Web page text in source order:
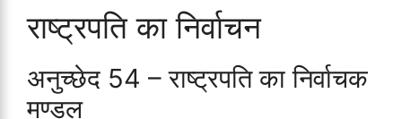
राष्ट्रपति का निर्वाचन
अनुच्छेद 54 – राष्ट्रपति का निर्वाचक
मण्डल